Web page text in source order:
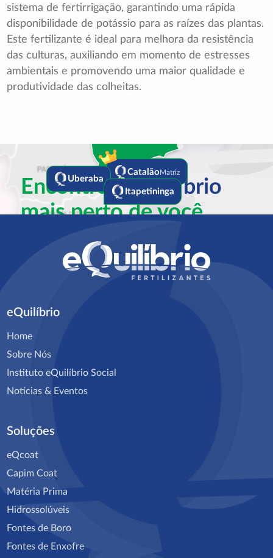
sistema de fertirrigação, garantindo uma rápida
disponibilidade de potássio para as raízes das plantas.
Este fertilizante é ideal para melhora da resistência
das culturas, auxiliando em momento de estresses
ambientais e promovendo uma maior qualidade e
produtividade das colheitas.
Encontre aEquilíbrio
mais perto de você
CatalãoMatriz
Uberaba
Itapetininga
eQuilíbrio
Home
Sobre Nós
Instituto eQuilíbrio Social
Notícias & Eventos
Soluções
eQcoat
Capim Coat
Matéria Prima
Hidrossolúveis
Fontes de Boro
Fontes de Enxofre